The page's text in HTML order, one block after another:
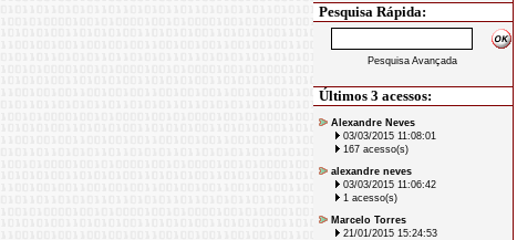
Pesquisa Rápida:
Pesquisa Avançada
Últimos 3 acessos:
Alexandre Neves
03/03/2015 11:08:01
167 acesso(s)
alexandre neves
03/03/2015 11:06:42
1 acesso(s)
Marcelo Torres
21/01/2015 15:24:53